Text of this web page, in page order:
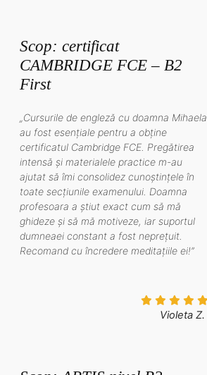
Scop: certificat
CAMBRIDGE FCE – B2
First
„Cursurile de engleză cu doamna Mihaela
au fost esențiale pentru a obține
certificatul Cambridge FCE. Pregătirea
intensă și materialele practice m-au
ajutat să îmi consolidez cunoștințele în
toate secțiunile examenului. Doamna
profesoara a știut exact cum să mă
ghideze și să mă motiveze, iar suportul
dumneaei constant a fost neprețuit.
Recomand cu încredere meditațiile ei!”
Violeta Z.